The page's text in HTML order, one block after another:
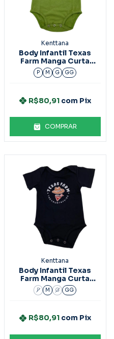
Kenttana
Body Infantil Texas
Farm Manga Curta
Bm005 Verde
P M G GG
R$80,91 com Pix
COMPRAR
Kenttana
Body Infantil Texas
Farm Manga Curta
Bm004 Preto
P M G GG
R$80,91 com Pix